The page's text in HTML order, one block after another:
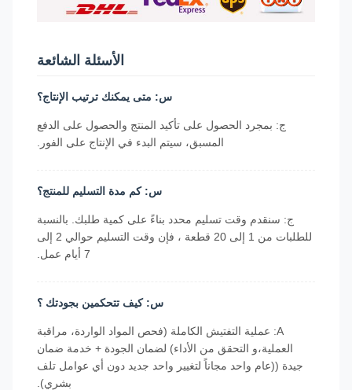
الأسئلة الشائعة
س: متى يمكنك ترتيب الإنتاج؟
ج: بمجرد الحصول على تأكيد المنتج والحصول على الدفع
المسبق، سيتم البدء في الإنتاج على الفور.
س: كم مدة التسليم للمنتج؟
ج: سنقدم وقت تسليم محدد بناءً على كمية طلبك. بالنسبة
للطلبات من 1 إلى 20 قطعة ، فإن وقت التسليم حوالي 2 إلى
س: كيف تتحكمين بجودتك ؟
A: عملية التفتيش الكاملة (فحص المواد الواردة، مراقبة
العملية،و التحقق من الأداء) لضمان الجودة + خدمة ضمان
جيدة ((عام واحد مجاناً لتغيير واحد جديد دون أي عوامل تلف
بشري).